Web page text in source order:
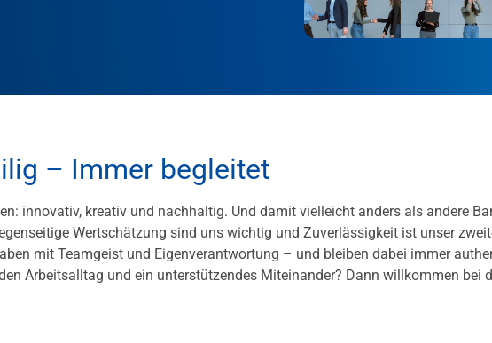
– Immer begleitet
innovativ, kreativ und nachhaltig. Und damit vielleicht anders als andere
Wertschätzung sind uns wichtig und Zuverlässigkeit ist unser
mit Teamgeist und Eigenverantwortung – und bleiben dabei immer
Arbeitsalltag und ein unterstützendes Miteinander? Dann willkommen bei